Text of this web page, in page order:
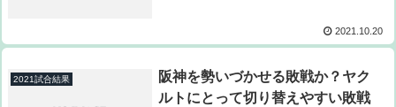
2021.10.20
2021試合結果
阪神を勢いづかせる敗戦か？ヤク
ルトにとって切り替えやすい敗戦